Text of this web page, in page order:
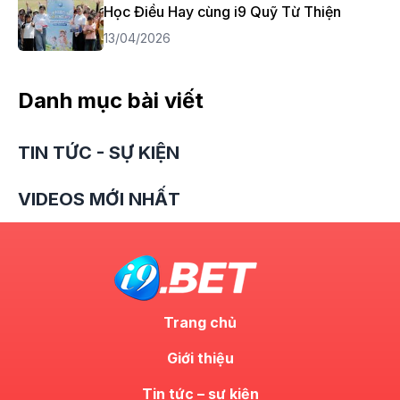
Học Điều Hay cùng i9 Quỹ Từ Thiện
13/04/2026
Danh mục bài viết
TIN TỨC - SỰ KIỆN
VIDEOS MỚI NHẤT
Trang chủ
Giới thiệu
Tin tức – sự kiện